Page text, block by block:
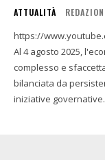
ATTUALITÀ
https://www.youtube.com/
Al 4 agosto 2025,
complesso e
bilanciata da
iniziative